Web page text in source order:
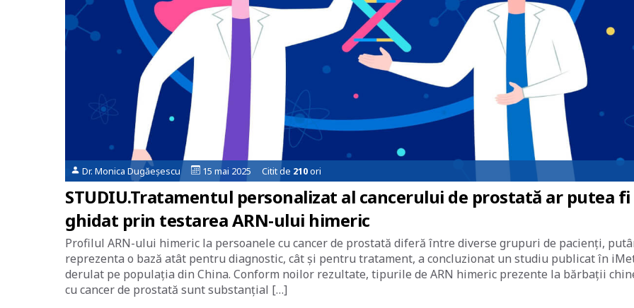
Dr. Monica Dugăeșescu 15 mai 2025 Citit de 210ori
STUDIU.Tratamentul personalizat al cancerului de prostată ar putea fi
ghidat prin testarea ARN-ului himeric
Profilul ARN-ului himeric la persoanele cu cancer de prostată diferă între diverse grupuri de pacienţi,
reprezenta o bază atât pentru diagnostic, cât şi pentru tratament, a concluzionat un studiu publicat în
derulat pe populaţia din China. Conform noilor rezultate, tipurile de ARN himeric prezente la bărbaţii
cu cancer de prostată sunt substanţial […]